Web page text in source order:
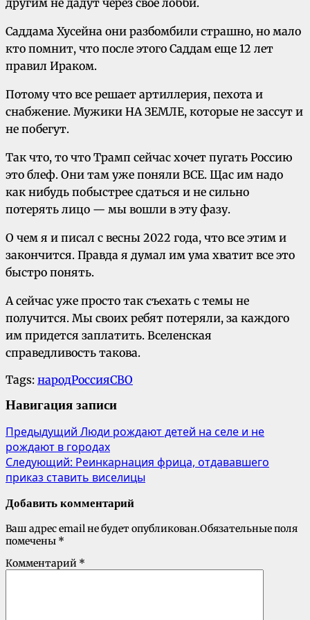
другим не дадут через свое лобби.
Саддама Хусейна они разбомбили страшно, но мало
кто помнит, что после этого Саддам еще 12 лет
правил Ираком.
Потому что все решает артиллерия, пехота и
снабжение. Мужики НА ЗЕМЛЕ, которые не зассут и
не побегут.
Так что, то что Трамп сейчас хочет пугать Россию
это блеф. Они там уже поняли ВСЕ. Щас им надо
как нибудь побыстрее сдаться и не сильно
потерять лицо — мы вошли в эту фазу.
О чем я и писал с весны 2022 года, что все этим и
закончится. Правда я думал им ума хватит все это
быстро понять.
А сейчас уже просто так съехать с темы не
получится. Мы своих ребят потеряли, за каждого
им придется заплатить. Вселенская
справедливость такова.
Tags: народРоссияСВО
Навигация записи
Предыдущий Люди рождают детей на селе и не
рождают в городах
Следующий: Реинкарнация фрица, отдававшего
приказ ставить виселицы
Добавить комментарий
Ваш адрес email не будет опубликован.Обязательные поля
помечены *
Комментарий *